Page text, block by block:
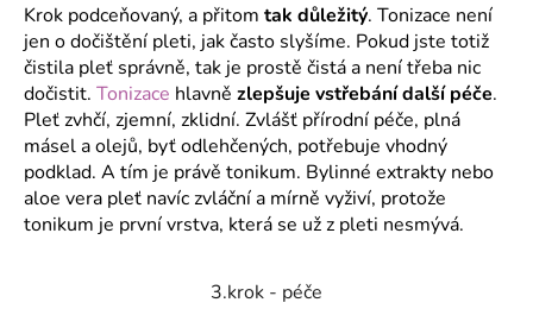
Krok podceňovaný, a přitom tak důležitý. Tonizace není
jen o dočištění pleti, jak často slyšíme. Pokud jste totiž
čistila pleť správně, tak je prostě čistá a není třeba nic
dočistit. Tonizace hlavně zlepšuje vstřebání další péče.
Pleť zvhčí, zjemní, zklidní. Zvlášť přírodní péče, plná
másel a olejů, byť odlehčených, potřebuje vhodný
podklad. A tím je právě tonikum. Bylinné extrakty nebo
aloe vera pleť navíc zvláční a mírně vyživí, protože
tonikum je první vrstva, která se už z pleti nesmývá.
3.krok - péče